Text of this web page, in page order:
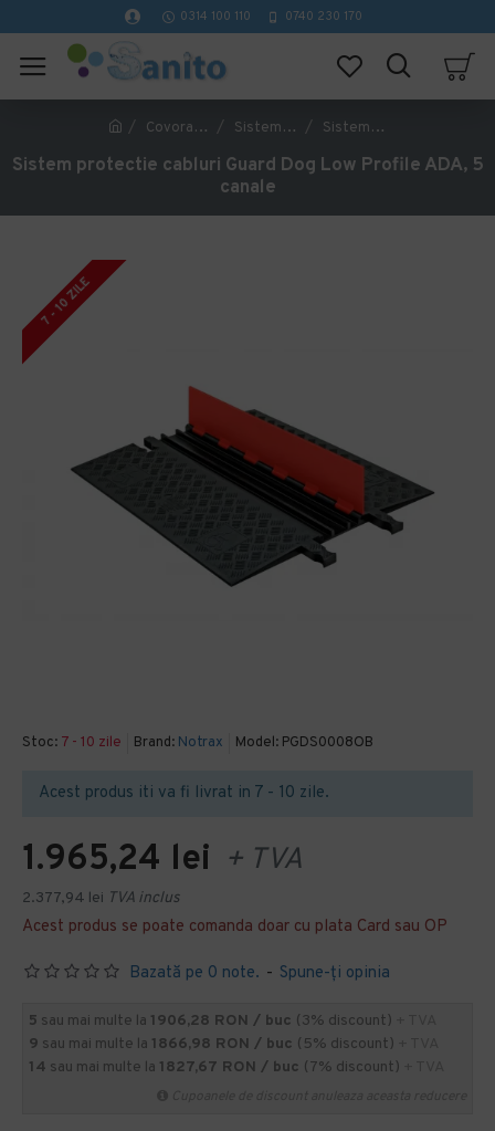
0314 100 110 0740 230 170
Covorase Profesionale Sisteme de protectie cabluri Sistem protectie cabluri Guard Dog Low Profile ADA, 5 canale
Sistem protectie cabluri Guard Dog Low Profile ADA, 5
canale
7 - 10 ZILE
Stoc: 7 - 10 zile Brand: Notrax Model: PGDS0008OB
Acest produs iti va fi livrat in 7 - 10 zile.
Bazată pe 0 note. - Spune-ţi opinia
1.965,24 lei + TVA
2.377,94 lei TVA inclus
Acest produs se poate comanda doar cu plata Card sau OP
5 sau mai multe la 1906,28 RON / buc (3% discount)
9 sau mai multe la 1866,98 RON / buc (5% discount)
14 sau mai multe la 1827,67 RON / buc (7% discount)